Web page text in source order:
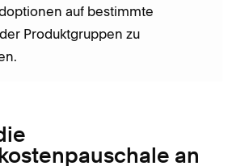
auf bestimmte
Produktgruppen zu
an